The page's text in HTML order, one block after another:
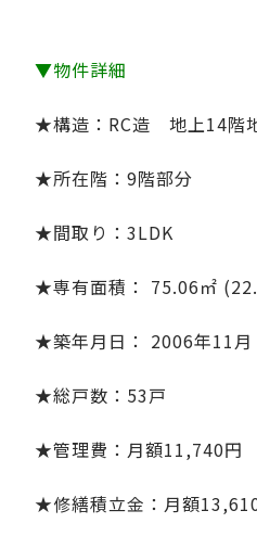
▼物件詳細
★構造：RC造 地上14階
★所在階：9階部分
★間取り： 3LDK
★専有面積： 75.06㎡
★築年月日： 2006年11月
★総戸数：53戸
★管理費：月額11,740円
★修繕積立金：月額